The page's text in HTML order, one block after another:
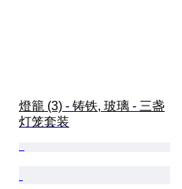
燈籠 (3) - 铸铁, 玻璃 - 三盏
灯笼套装